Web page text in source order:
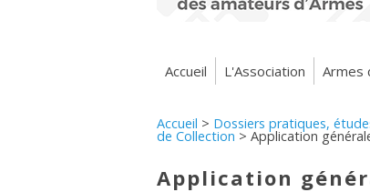
Accueil L'Association Armes
Accueil > Dossiers pratiques,
de Collection > Application
Application